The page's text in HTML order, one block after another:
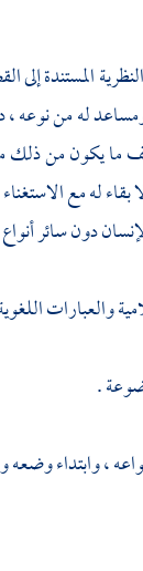
المستندة إلى
له من نوعه
ما يكون من
بقاء له مع
دون سائر أنواع
والعبارات
.
، وابتداء